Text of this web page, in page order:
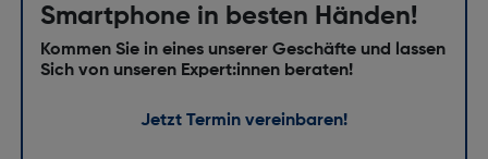
Smartphone in besten Händen!
Kommen Sie in eines unserer Geschäfte und lassen
Sich von unseren Expert:innen beraten!
Jetzt Termin vereinbaren!